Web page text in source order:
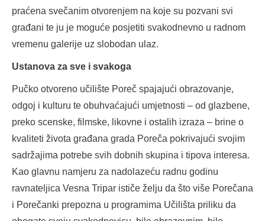
praćena svečanim otvorenjem na koje su pozvani svi
građani te ju je moguće posjetiti svakodnevno u radnom
vremenu galerije uz slobodan ulaz.
Ustanova za sve i svakoga
Pučko otvoreno učilište Poreč spajajući obrazovanje,
odgoj i kulturu te obuhvaćajući umjetnosti – od glazbene,
preko scenske, filmske, likovne i ostalih izraza – brine o
kvaliteti života građana grada Poreča pokrivajući svojim
sadržajima potrebe svih dobnih skupina i tipova interesa.
Kao glavnu namjeru za nadolazeću radnu godinu
ravnateljica Vesna Tripar ističe želju da što više Porečana
i Porečanki prepozna u programima Učilišta priliku da